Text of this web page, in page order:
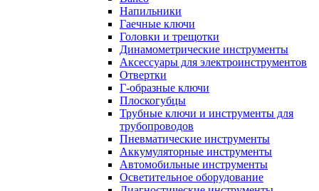
Напильники
Гаечные ключи
Головки и трещотки
Динамометрические инструменты
Аксессуары для электроинструментов
Отвертки
Г-образные ключи
Плоскогубцы
Трубные ключи и инструменты для
трубопроводов
Пневматические инструменты
Аккумуляторные инструменты
Автомобильные инструменты
Осветительное оборудование